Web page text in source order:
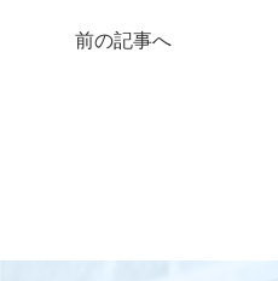
前の記事へ